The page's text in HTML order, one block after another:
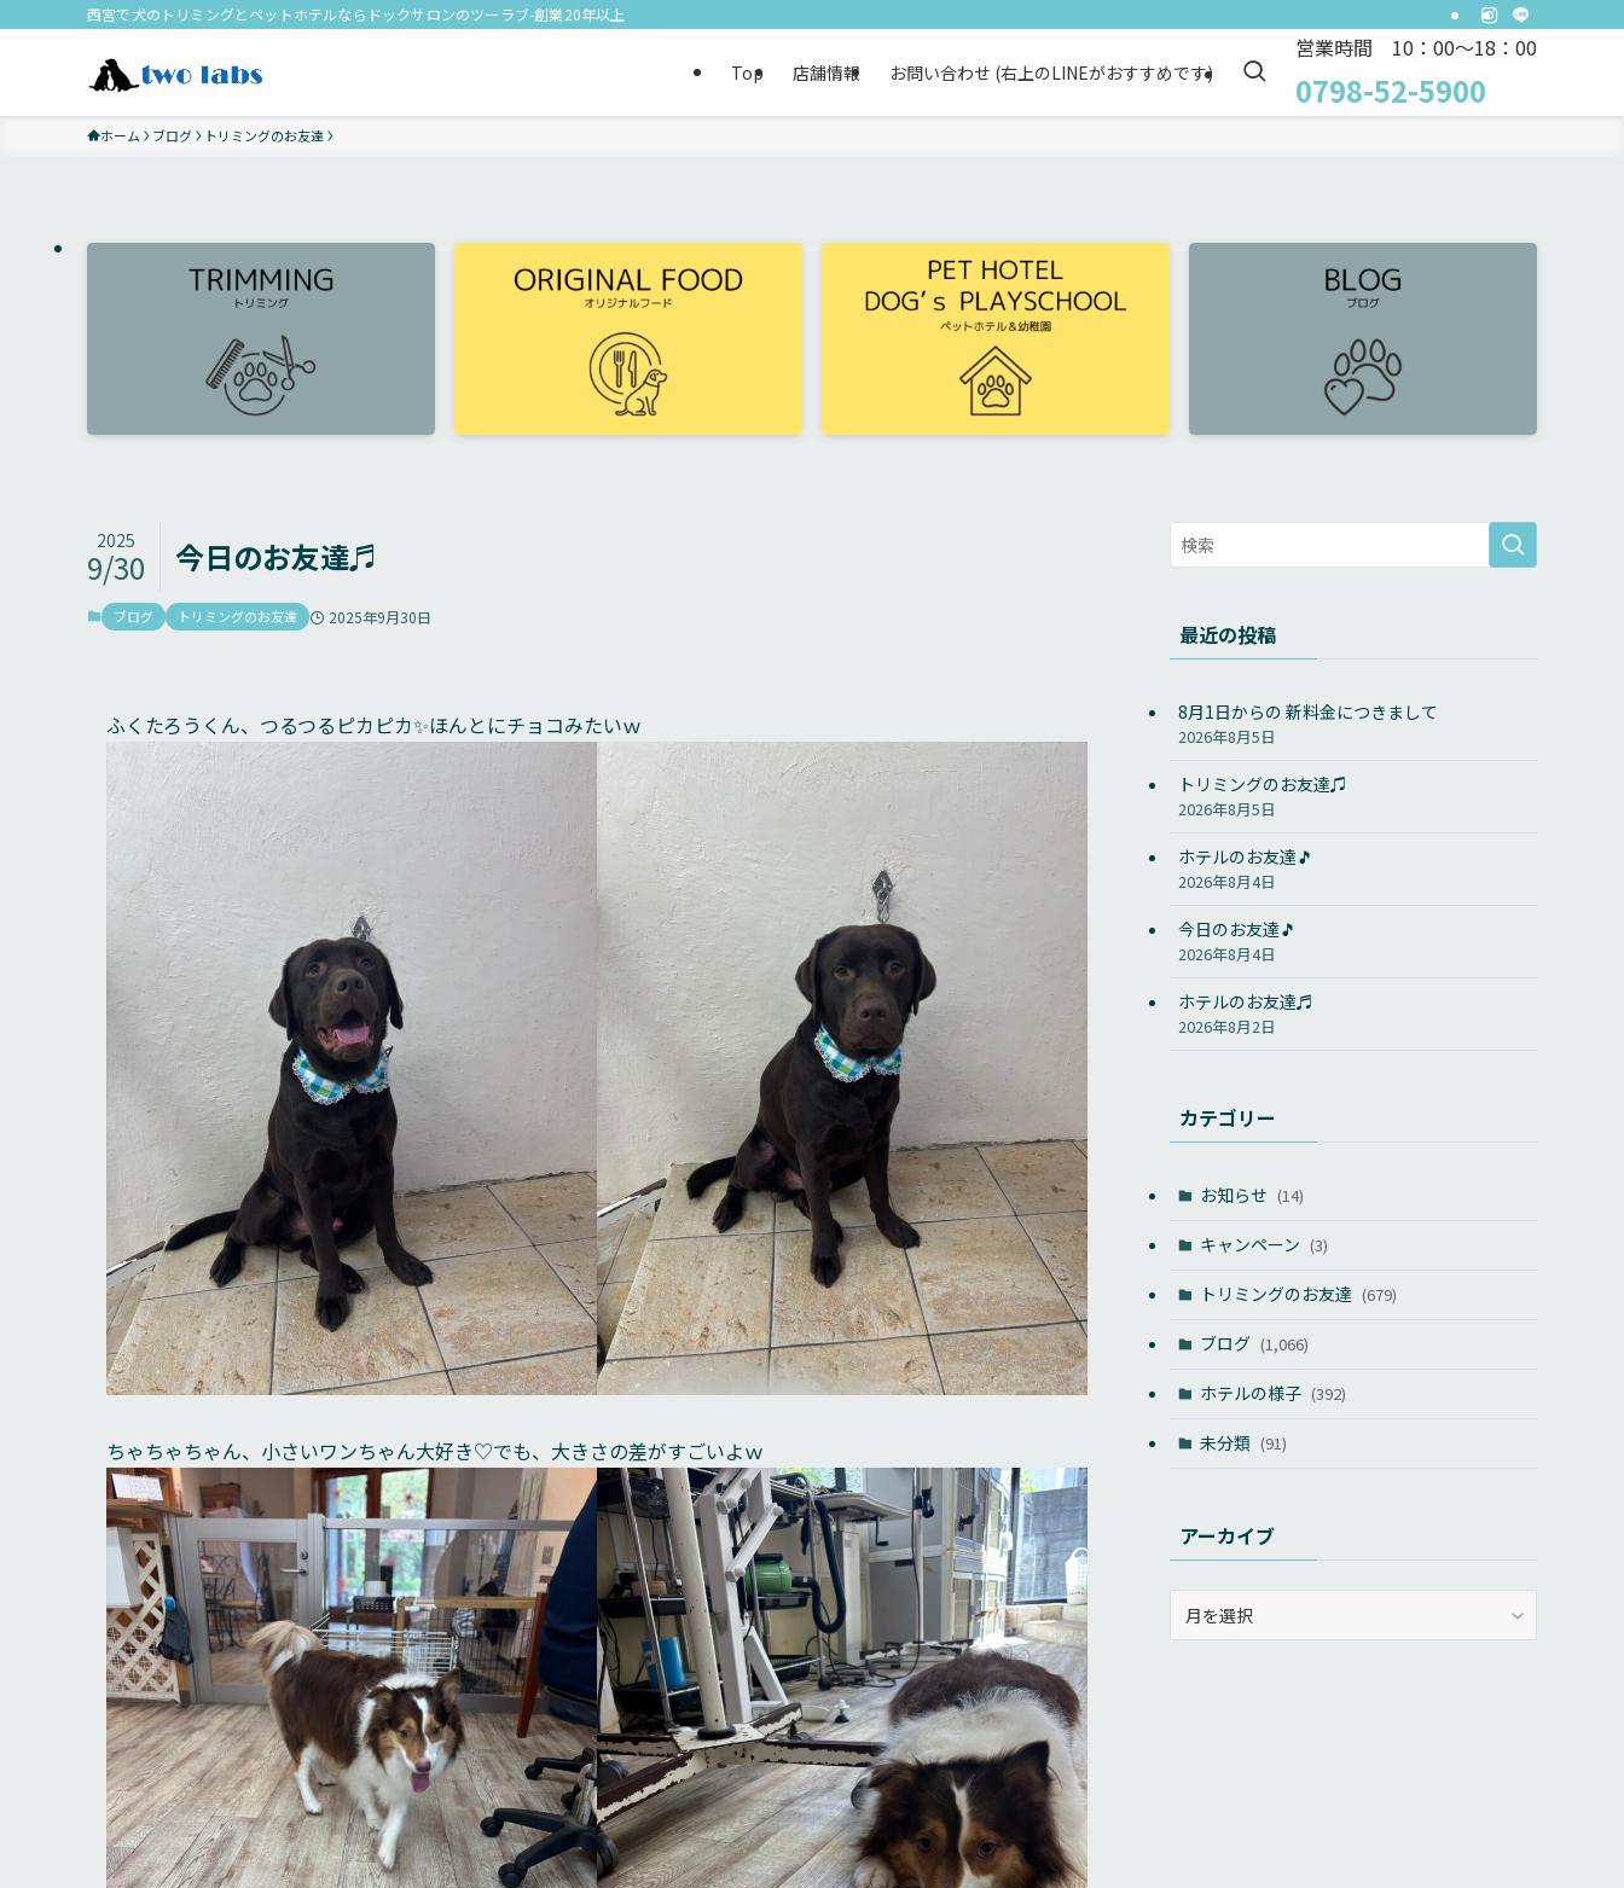
西宮で犬のトリミングとペットホテルならドックサロンのツーラブ-創業20年以上
Top 店舗情報 お問い合わせ (右上のLINEがおすすめです)
営業時間 10：00～18：00
0798-52-5900
ホーム ブログ トリミングのお友達
今日のお友達♬
2025
9/30
ブログ トリミングのお友達 2025年9月30日
ふくたろうくん、つるつるピカピカ✨ほんとにチョコみたいｗ
ちゃちゃちゃん、小さいワンちゃん大好き♡でも、大きさの差がすごいよｗ
最近の投稿
8月1日からの 新料金につきまして
2026年8月5日
トリミングのお友達♫
2026年8月5日
ホテルのお友達🎵
2026年8月4日
今日のお友達🎵
2026年8月4日
ホテルのお友達♬
2026年8月2日
カテゴリー
お知らせ (14)
キャンペーン (3)
トリミングのお友達 (679)
ブログ (1,066)
ホテルの様子 (392)
未分類 (91)
アーカイブ